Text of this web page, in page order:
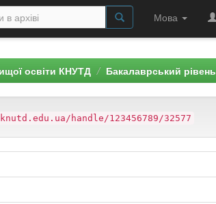
Мова
освіти КНУТД Бакалаврський рівень
handle/123456789/32577